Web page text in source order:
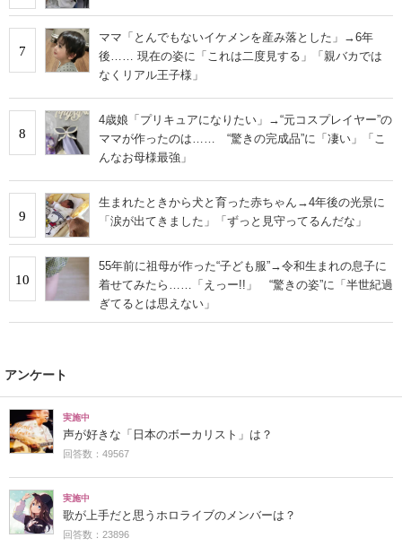
7
ママ「とんでもないイケメンを産み落とした」→6年
後…… 現在の姿に「これは二度見する」「親バカでは
なくリアル王子様」
8
4歳娘「プリキュアになりたい」→“元コスプレイヤー”の
ママが作ったのは…… “驚きの完成品”に「凄い」「こ
んなお母様最強」
9
生まれたときから犬と育った赤ちゃん→4年後の光景に
「涙が出てきました」「ずっと見守ってるんだな」
10
55年前に祖母が作った“子ども服”→令和生まれの息子に
着せてみたら……「えっー!!」 “驚きの姿”に「半世紀過
ぎてるとは思えない」
アンケート
実施中
声が好きな「日本のボーカリスト」は？
回答数：49567
実施中
歌が上手だと思うホロライブのメンバーは？
回答数：23896